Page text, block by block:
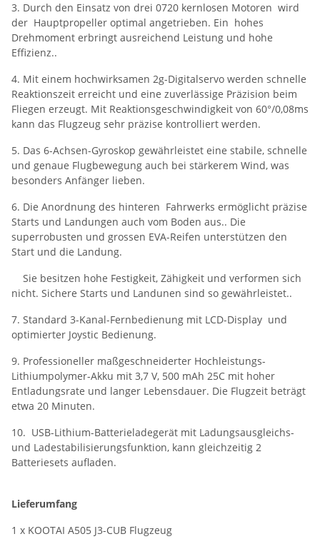
3. Durch den Einsatz von drei 0720 kernlosen Motoren wird
der Hauptpropeller optimal angetrieben. Ein hohes
Drehmoment erbringt ausreichend Leistung und hohe
Effizienz..
4. Mit einem hochwirksamen 2g-Digitalservo werden schnelle
Reaktionszeit erreicht und eine zuverlässige Präzision beim
Fliegen erzeugt. Mit Reaktionsgeschwindigkeit von 60°/0,08ms
kann das Flugzeug sehr präzise kontrolliert werden.
5. Das 6-Achsen-Gyroskop gewährleistet eine stabile, schnelle
und genaue Flugbewegung auch bei stärkerem Wind, was
besonders Anfänger lieben.
6. Die Anordnung des hinteren Fahrwerks ermöglicht präzise
Starts und Landungen auch vom Boden aus.. Die
superrobusten und grossen EVA-Reifen unterstützen den
Start und die Landung.
Sie besitzen hohe Festigkeit, Zähigkeit und verformen sich
nicht. Sichere Starts und Landunen sind so gewährleistet..
7. Standard 3-Kanal-Fernbedienung mit LCD-Display und
optimierter Joystic Bedienung.
9. Professioneller maßgeschneiderter Hochleistungs-
Lithiumpolymer-Akku mit 3,7 V, 500 mAh 25C mit hoher
Entladungsrate und langer Lebensdauer. Die Flugzeit beträgt
etwa 20 Minuten.
10. USB-Lithium-Batterieladegerät mit Ladungsausgleichs-
und Ladestabilisierungsfunktion, kann gleichzeitig 2
Batteriesets aufladen.
Lieferumfang
1 x KOOTAI A505 J3-CUB Flugzeug